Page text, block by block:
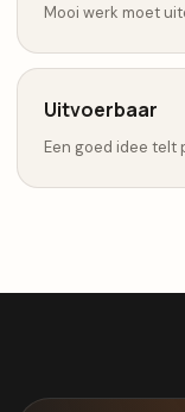
Mooi werk moet
Uitvoerbaar
Een goed idee telt